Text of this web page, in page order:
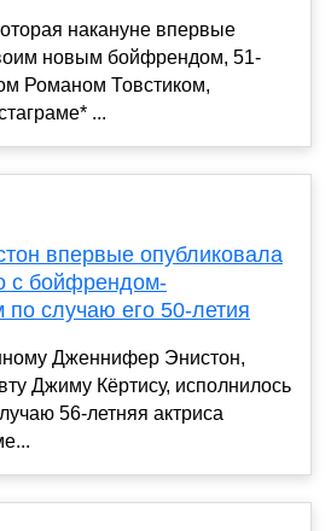
накануне впервые
новым бойфрендом, 51-
Романом Товстиком,
...
впервые опубликовала
с бойфрендом-
по случаю его 50-летия
Дженнифер Энистон,
Джиму Кёртису, исполнилось
56-летняя актриса